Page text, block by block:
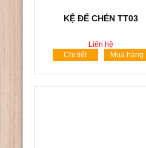
KỆ ĐỂ CHÉN TT03
Liên hệ
Chi tiết
Mua hàng